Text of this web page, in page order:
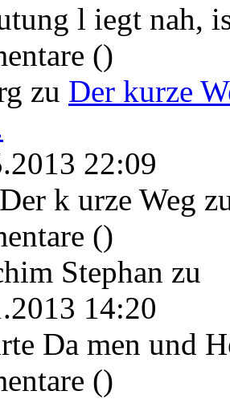
l iegt nah,
()
zu Der kurze
22:09
k urze Weg
()
Stephan zu
14:20
Da men und
()